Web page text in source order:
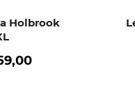
Holbrook
,00